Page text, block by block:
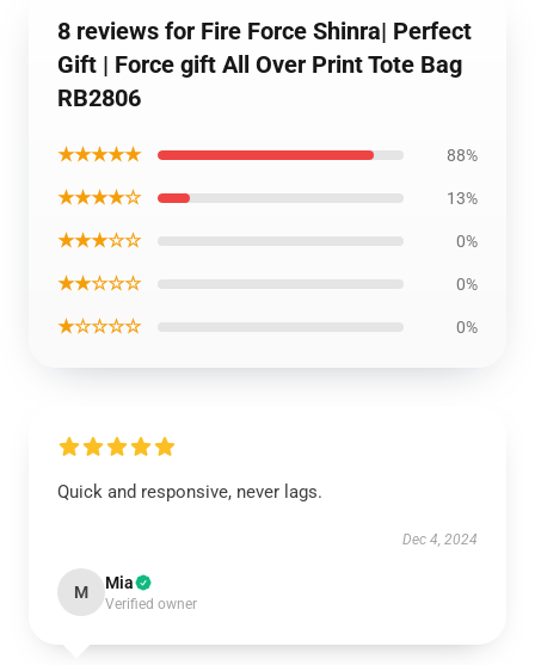
8 reviews for Fire Force Shinra| Perfect
Gift | Force gift All Over Print Tote Bag
RB2806
★★★★★ 88%
★★★★☆ 13%
★★★☆☆ 0%
★★☆☆☆ 0%
★☆☆☆☆ 0%
Quick and responsive, never lags.
Dec 4, 2024
M Mia
Verified owner